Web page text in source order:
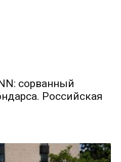
сорванный
Российская